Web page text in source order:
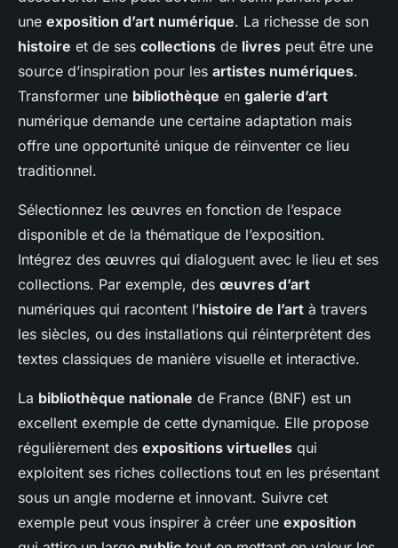
une exposition d’art numérique. La richesse de son
histoire et de ses collections de livres peut être une
source d’inspiration pour les artistes numériques.
Transformer une bibliothèque en galerie d’art
numérique demande une certaine adaptation mais
offre une opportunité unique de réinventer ce lieu
traditionnel.
Sélectionnez les œuvres en fonction de l’espace
disponible et de la thématique de l’exposition.
Intégrez des œuvres qui dialoguent avec le lieu et ses
collections. Par exemple, des œuvres d’art
numériques qui racontent l’histoire de l’art à travers
les siècles, ou des installations qui réinterprètent des
textes classiques de manière visuelle et interactive.
La bibliothèque nationale de France (BNF) est un
excellent exemple de cette dynamique. Elle propose
régulièrement des expositions virtuelles qui
exploitent ses riches collections tout en les présentant
sous un angle moderne et innovant. Suivre cet
exemple peut vous inspirer à créer une exposition